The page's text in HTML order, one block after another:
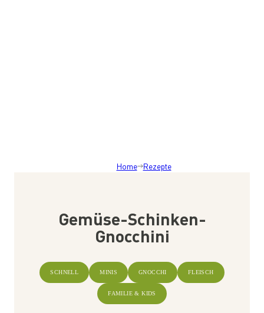
Home Rezepte
Gemüse-Schinken-
Gnocchini
SCHNELL MINIS GNOCCHI FLEISCH
FAMILIE & KIDS